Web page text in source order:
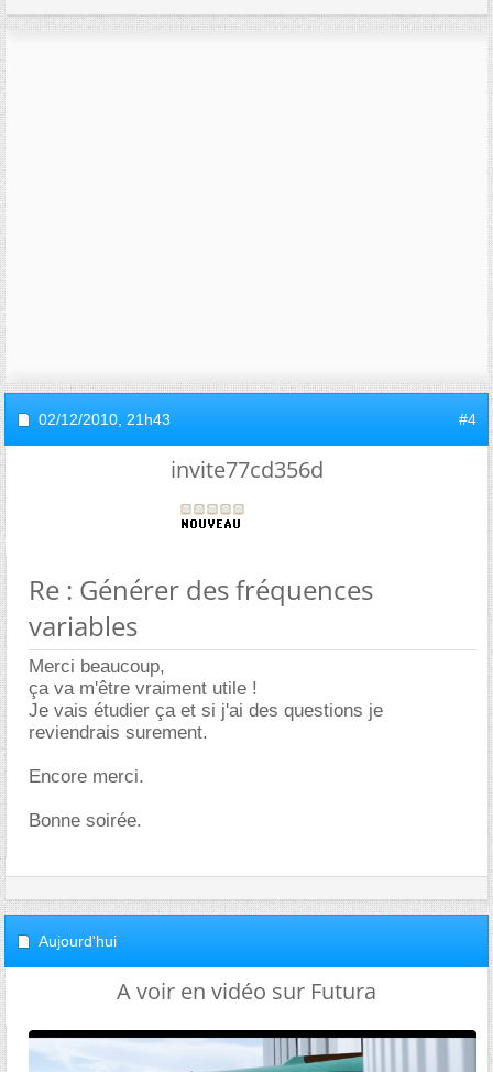
02/12/2010, 21h43 #4
invite77cd356d
Re : Générer des fréquences
variables
Merci beaucoup,
ça va m'être vraiment utile !
Je vais étudier ça et si j'ai des questions je
reviendrais surement.
Encore merci.
Bonne soirée.
Aujourd'hui
A voir en vidéo sur Futura